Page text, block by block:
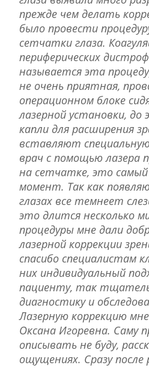
прежде чем делать
было провести
сетчатки глаза.
периферических
называется эта
не очень приятная,
операционном блоке
лазерной установки,
капли для расширения
вставляют
врач с помощью лазера
на сетчатке, это
момент. Так как
глазах все темнеет
это длится несколько
процедуры мне дали
лазерной коррекции
спасибо специалистам
них индивидуальный
пациенту, так
диагностику и
Лазерную коррекцию
Оксана Игоревна. Саму
описывать не буду,
ощущениях. Сразу